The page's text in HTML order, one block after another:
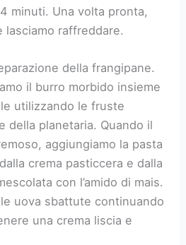
minuti. Una volta pronta,
lasciamo raffreddare.
della frangipane.
il burro morbido insieme
utilizzando le fruste
della planetaria. Quando il
aggiungiamo la pasta
crema pasticcera e dalla
con l’amido di mais.
uova sbattute continuando
una crema liscia e